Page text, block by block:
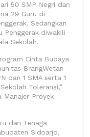
50 SMP Negri dan
29 Guru di
Sedangkan
Penggerak diwakili
Sekolah.
Cinta Budaya
BrangWetan
dan 1 SMA serta 1
Toleransi,”
Manajer Proyek
dan Tenaga
Sidoarjo,